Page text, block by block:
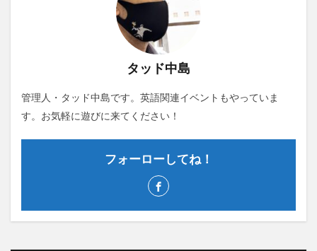
タッド中島
管理人・タッド中島です。英語関連イベントもやっていま
す。お気軽に遊びに来てください！
フォーローしてね！